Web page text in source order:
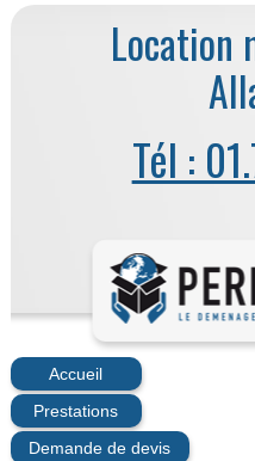
Location
Tél :
Accueil
Prestations
Demande de devis